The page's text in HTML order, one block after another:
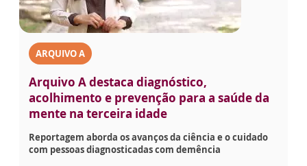
ARQUIVO A
Arquivo A destaca diagnóstico,
acolhimento e prevenção para a saúde da
mente na terceira idade
Reportagem aborda os avanços da ciência e o cuidado
com pessoas diagnosticadas com demência